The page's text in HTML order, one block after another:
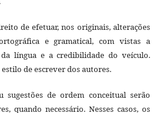
de efetuar, nos originais, alterações
e gramatical, com vistas a
língua e a credibilidade do veículo.
de escrever dos autores.
sugestões de ordem conceitual serão
quando necessário. Nesses casos, os